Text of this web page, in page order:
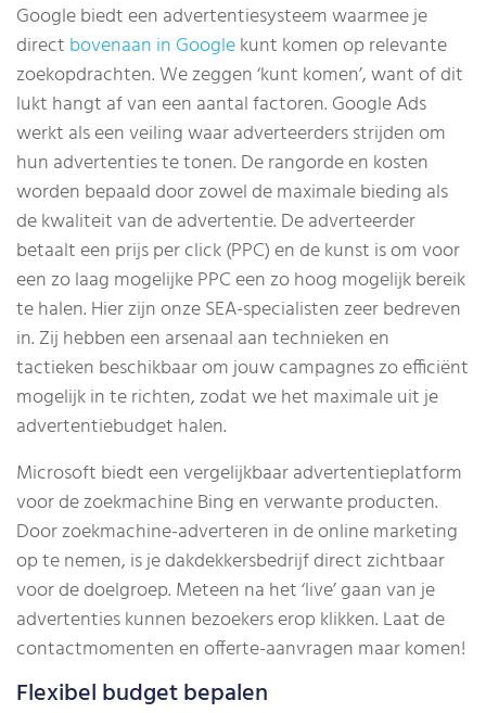
Google biedt een advertentiesysteem waarmee je
direct bovenaan in Googlekunt komen op relevante
zoekopdrachten. We zeggen ‘kunt komen’, want of dit
lukt hangt af van een aantal factoren. Google Ads
werkt als een veiling waar adverteerders strijden om
hun advertenties te tonen. De rangorde en kosten
worden bepaald door zowel de maximale bieding als
de kwaliteit van de advertentie. De adverteerder
betaalt een prijs per click (PPC) en de kunst is om voor
een zo laag mogelijke PPC een zo hoog mogelijk bereik
te halen. Hier zijn onze SEA-specialisten zeer bedreven
in. Zij hebben een arsenaal aan technieken en
tactieken beschikbaar om jouw campagnes zo efficiënt
mogelijk in te richten, zodat we het maximale uit je
advertentiebudget halen.
Microsoft biedt een vergelijkbaar advertentieplatform
voor de zoekmachine Bing en verwante producten.
Door zoekmachine-adverteren in de online marketing
op te nemen, is je dakdekkersbedrijf direct zichtbaar
voor de doelgroep. Meteen na het ‘live’ gaan van je
advertenties kunnen bezoekers erop klikken. Laat de
contactmomenten en offerte-aanvragen maar komen!
Flexibel budget bepalen